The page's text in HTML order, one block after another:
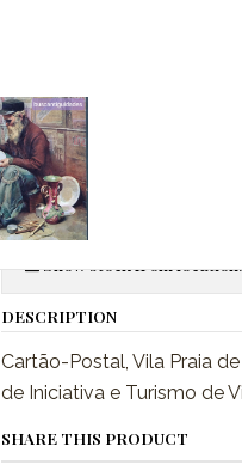
|
Cartão-
Quantity
Show stock from
DESCRIPTION
Cartão-Postal, Vila Praia
de Iniciativa e Turismo de
SHARE THIS PRODUCT